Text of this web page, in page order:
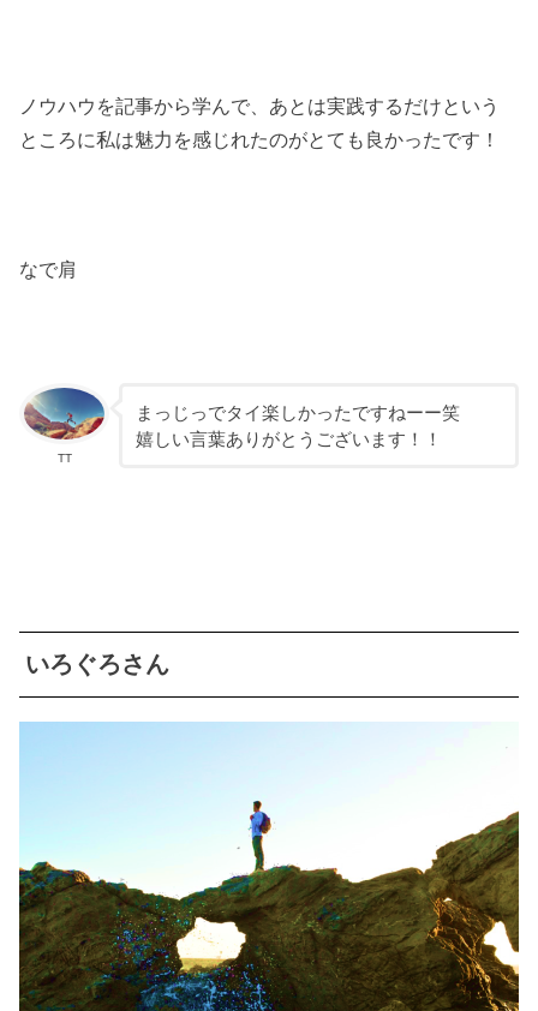
ノウハウを記事から学んで、あとは実践するだけという
ところに私は魅力を感じれたのがとても良かったです！
なで肩
TT
まっじっでタイ楽しかったですねーー笑
嬉しい言葉ありがとうございます！！
いろぐろさん